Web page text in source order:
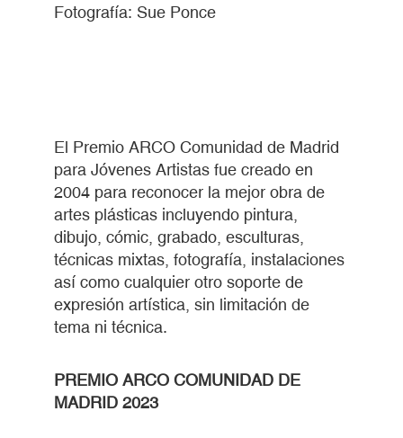
Fotografía: Sue Ponce
El Premio ARCO Comunidad de Madrid
para Jóvenes Artistas fue creado en
2004 para reconocer la mejor obra de
artes plásticas incluyendo pintura,
dibujo, cómic, grabado, esculturas,
técnicas mixtas, fotografía, instalaciones
así como cualquier otro soporte de
expresión artística, sin limitación de
tema ni técnica.
PREMIO ARCO COMUNIDAD DE
MADRID 2023